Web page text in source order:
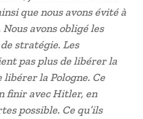
que nous avons évité à
avons obligé les
stratégie. Les
pas plus de libérer la
libérer la Pologne. Ce
finir avec Hitler, en
possible. Ce qu’ils